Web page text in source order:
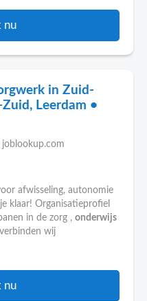
nu
in Zuid-
Leerdam •
joblookup.com
afwisseling, autonomie
klaar! Organisatieprofiel
in de zorg , onderwijs
wij
nu